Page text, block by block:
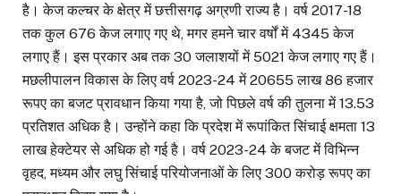
है। केज कल्चर के क्षेत्र में छत्तीसगढ़ अग्रणी राज्य है। वर्ष 2017-18
तक कुल 676 केज लगाए गए थे, मगर हमने चार वर्षों में 4345 केज
लगाए हैं। इस प्रकार अब तक 30 जलाशयों में 5021 केज लगाए गए हैं।
मछलीपालन विकास के लिए वर्ष 2023-24 में 20655 लाख 86 हजार
रूपए का बजट प्रावधान किया गया है, जो पिछले वर्ष की तुलना में 13.53
प्रतिशत अधिक है। उन्होंने कहा कि प्रदेश में रूपांकित सिंचाई क्षमता 13
लाख हेक्टेयर से अधिक हो गई है। वर्ष 2023-24 के बजट में विभिन्न
वृहद, मध्यम और लघु सिंचाई परियोजनाओं के लिए 300 करोड़ रूपए का